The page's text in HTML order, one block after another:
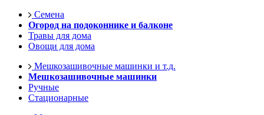
Семена
Огород на подоконнике и балконе
Травы для дома
Овощи для дома
Мешкозашивочные машинки и т.д.
Мешкозашивочные машинки
Ручные
Стационарные